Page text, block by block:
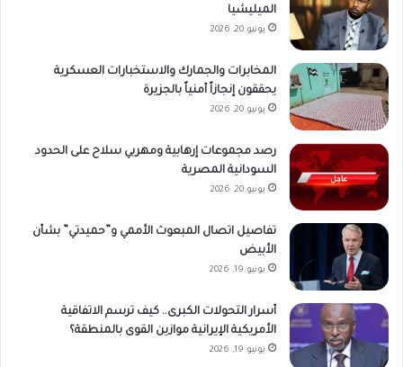
الميليشيا
يونيو 20, 2026
المخابرات والجمارك والاستخبارات العسكرية
يحققون إنجازاً أمنياً بالجزيرة
يونيو 20, 2026
رصد مجموعات إرهابية ومهربي سلاح على الحدود
السودانية المصرية
يونيو 20, 2026
تفاصيل اتصال المبعوث الأممي و”حميدتي” بشأن
الأبيض
يونيو 19, 2026
أسرار التحولات الكبرى.. كيف ترسم الاتفاقية
الأمريكية الإيرانية موازين القوى بالمنطقة؟
يونيو 19, 2026